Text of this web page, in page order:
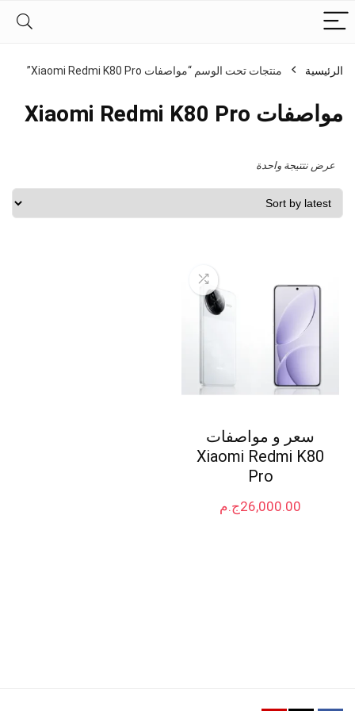
الرئيسية منتجات تحت الوسم “مواصفات Xiaomi Redmi K80 Pro”
مواصفات Xiaomi Redmi K80 Pro
عرض نتتيجة واحدة
سعر و مواصفات
Xiaomi Redmi K80
Pro
ج.م26,000.00